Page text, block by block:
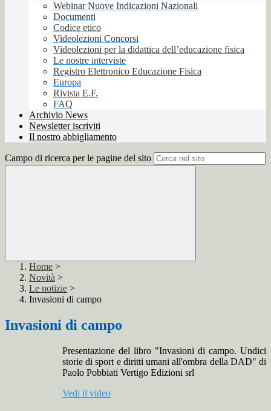
Webinar Nuove Indicazioni Nazionali
Documenti
Codice etico
Videolezioni Concorsi
Videolezioni per la didattica dell’educazione fisica
Le nostre interviste
Registro Elettronico Educazione Fisica
Europa
Rivista E.F.
FAQ
Archivio News
Newsletter iscriviti
Il nostro abbigliamento
Campo di ricerca per le pagine del sito
Home >
Novità >
Le notizie >
Invasioni di campo
Invasioni di campo
Presentazione del libro "Invasioni di campo. Undici
storie di sport e diritti umani all'ombra della DAD" di
Paolo Pobbiati Vertigo Edizioni srl
Vedi il video